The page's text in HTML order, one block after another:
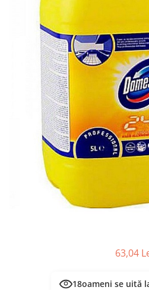
Masca & Gel de par
Sampon
Vopsea de par
Servetele Umede & Uscate
63,04
18oameni se uită